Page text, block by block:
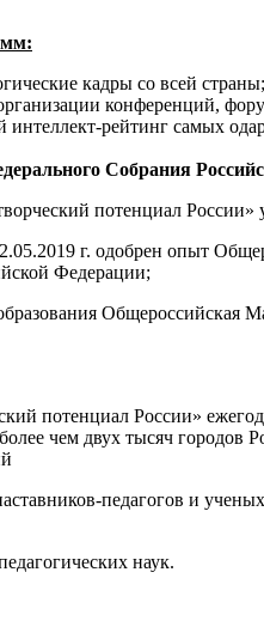
кадры со всей страны;
конференций,
рейтинг самых
Собрания
потенциал
г. одобрен опыт
Федерации;
Общероссийская
потенциал России»
чем двух тысяч городов
педагогов и
наук.